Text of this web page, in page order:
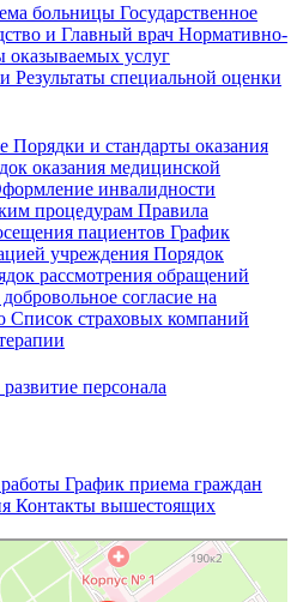
больницы Государственное
и Главный врач Нормативно-
оказываемых услуг
Результаты специальной оценки
Порядки и стандарты оказания
оказания медицинской
инвалидности
процедурам Правила
пациентов График
учреждения Порядок
рассмотрения обращений
согласие на
Список страховых компаний
персонала
График приема граждан
Контакты вышестоящих
больница имени Н.А. Семашко»
Новгороде